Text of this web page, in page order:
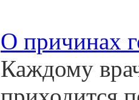
О причинах
Каждому